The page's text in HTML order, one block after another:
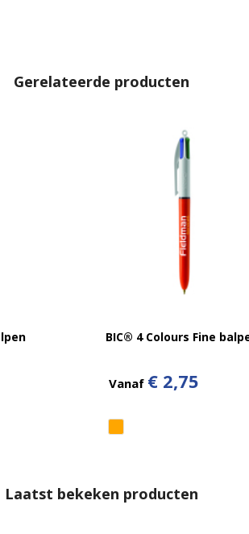
Gerelateerde producten
BIC® 4 Colours Fine
Vanaf € 2,75
Laatst bekeken producten